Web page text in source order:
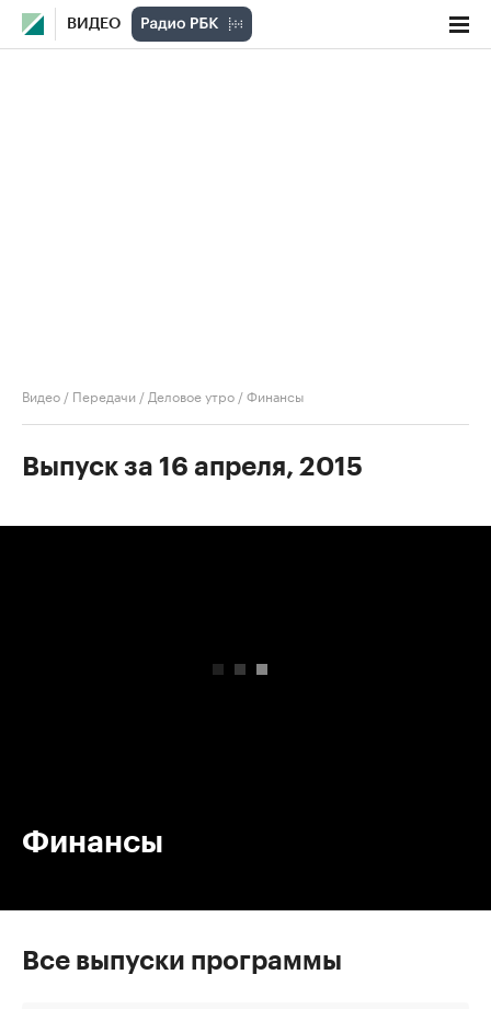
ВИДЕО
Видео / Передачи / Деловое утро /Финансы
Выпуск за 16 апреля, 2015
Финансы
Все выпуски программы